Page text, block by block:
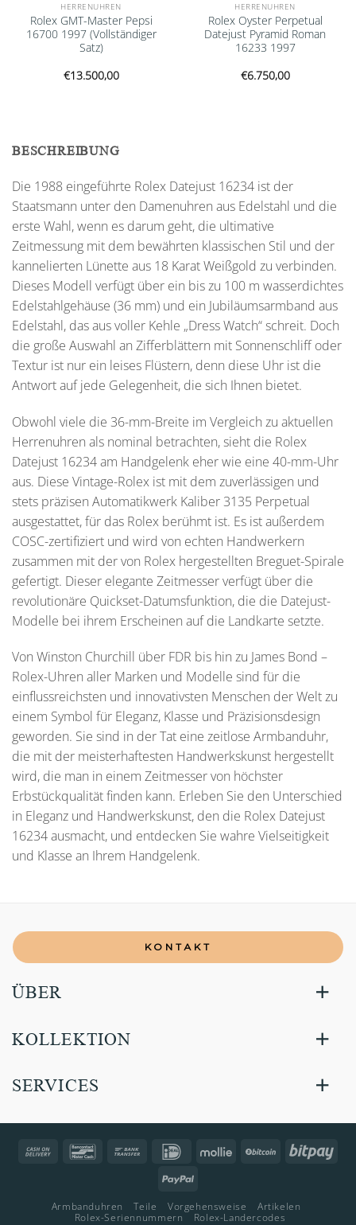
HERRENUHREN
Rolex GMT-Master Pepsi
16700 1997 (Vollständiger
Satz)
€13.500,00
HERRENUHREN
Rolex Oyster Perpetual
Datejust Pyramid Roman
16233 1997
€6.750,00
BESCHREIBUNG
Die 1988 eingeführte Rolex Datejust 16234 ist der
Staatsmann unter den Damenuhren aus Edelstahl und die
erste Wahl, wenn es darum geht, die ultimative
Zeitmessung mit dem bewährten klassischen Stil und der
kannelierten Lünette aus 18 Karat Weißgold zu verbinden.
Dieses Modell verfügt über ein bis zu 100 m wasserdichtes
Edelstahlgehäuse (36 mm) und ein Jubiläumsarmband aus
Edelstahl, das aus voller Kehle „Dress Watch“ schreit. Doch
die große Auswahl an Zifferblättern mit Sonnenschliff oder
Textur ist nur ein leises Flüstern, denn diese Uhr ist die
Antwort auf jede Gelegenheit, die sich Ihnen bietet.
Obwohl viele die 36-mm-Breite im Vergleich zu aktuellen
Herrenuhren als nominal betrachten, sieht die Rolex
Datejust 16234 am Handgelenk eher wie eine 40-mm-Uhr
aus. Diese Vintage-Rolex ist mit dem zuverlässigen und
stets präzisen Automatikwerk Kaliber 3135 Perpetual
ausgestattet, für das Rolex berühmt ist. Es ist außerdem
COSC-zertifiziert und wird von echten Handwerkern
zusammen mit der von Rolex hergestellten Breguet-Spirale
gefertigt. Dieser elegante Zeitmesser verfügt über die
revolutionäre Quickset-Datumsfunktion, die die Datejust-
Modelle bei ihrem Erscheinen auf die Landkarte setzte.
Von Winston Churchill über FDR bis hin zu James Bond –
Rolex-Uhren aller Marken und Modelle sind für die
einflussreichsten und innovativsten Menschen der Welt zu
einem Symbol für Eleganz, Klasse und Präzisionsdesign
geworden. Sie sind in der Tat eine zeitlose Armbanduhr,
die mit der meisterhaftesten Handwerkskunst hergestellt
wird, die man in einem Zeitmesser von höchster
Erbstückqualität finden kann. Erleben Sie den Unterschied
in Eleganz und Handwerkskunst, den die Rolex Datejust
16234 ausmacht, und entdecken Sie wahre Vielseitigkeit
und Klasse an Ihrem Handgelenk.
KONTAKT
ÜBER
KOLLEKTION
SERVICES
Cash
Bancontact Bank
IDeal Mollie BitCoin
PayPal
Armbanduhren Teile Vorgehensweise
Artikelen
Rolex-Seriennummern
Rolex-Landercodes